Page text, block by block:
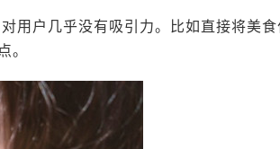
用户几乎没有吸引力。比如直接将美食
。